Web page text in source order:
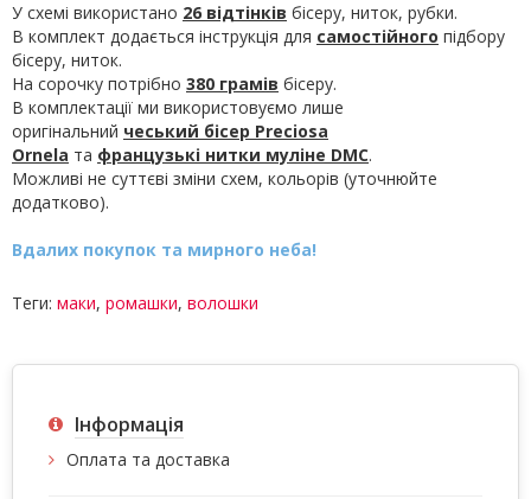
У схемі використано 26 відтінків бісеру, ниток, рубки.
В комплект додається інструкція для самостійного підбору
бісеру, ниток.
На сорочку потрібно 380 грамів бісеру.
В комплектації ми використовуємо лише
оригінальний чеський бісер Preciosa
Ornela та французькі нитки муліне DMC.
Можливі не суттєві зміни схем, кольорів (уточнюйте
додатково).
Вдалих покупок та мирного неба!
Теги: маки, ромашки, волошки
Інформація
Оплата та доставка